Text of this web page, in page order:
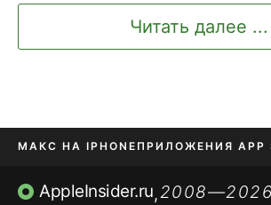
Читать далее ...
МАКС НА IPHONE ПРИЛОЖЕНИЯ APP
TIKTOK НА IPHONEПРИЛОЖЕНИЯ БЕЗ
AppleInsider.ru,2008—2026